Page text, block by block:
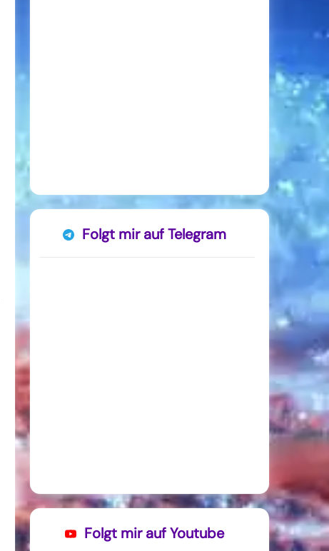
Folgt mir auf Telegram
Folgt mir auf Youtube